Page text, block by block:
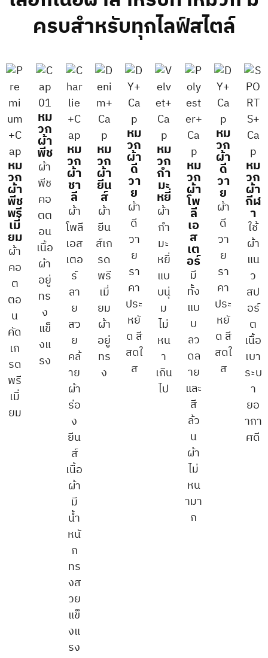
ครบสำหรับทุกไลฟ์สไตล์
หม
วก
ผ้า
พีช
พรี
เมี่
ยม​
ผ้า
คอ
ต
ตอ
น
คัด
เก
รด
พรี
เมี่
ยม
หม
วก
ผ้า
พีช
ผ้า
พีช
คอ
ตต
อน
เนื้อ
ผ้า
อยู่
ทร
ง
แข็
งแ
รง
หม
วก
ผ้า
ชา
ลี
ผ้า
โพลี
เอส
เตอ
ร์
ลา
ย
สว
ย
คล้
าย
ผ้า
ร่อ
ง
ยีน
ส์
เนื้อ
ผ้า
มี
น้ำ
หนั
ก
ทร
งส
วย
แข็
งแ
รง
หม
วก
ผ้า
ยีน
ส์
ผ้า
ยีน
ส์เก
รด
พรี
เมี่
ยม
ผ้า
อยู่
ทร
ง
หม
วก
ผ้า
ดี
วา
ย
ผ้า
ดี
วา
ย
รา
คา
ประ
หยั
ด สี
สดใ
ส
หม
วก
กำ
มะ
หยี่
ผ้า
กำ
มะ
หยี่
แบ
บนุ่
ม
ไม่
หน
า
เกิน
ไป
หม
วก
ผ้า
โพ
ลี
เอ
ส
เต
อร์
มี
ทั้ง
แบ
บ
ลว
ดล
าย
และ
สี
ล้ว
น
ผ้า
ไม่
หน
ามา
ก
หม
วก
ผ้า
ดี
วา
ย
ผ้า
ดี
วา
ย
รา
คา
ประ
หยั
ด สี
สดใ
ส
หม
วก
ผ้า
กีฬ
า
ใช้
ผ้า
แน
ว
สป
อร์
ต
เนื้อ
เบา
ระบ
า
ยอ
ากา
ศดี